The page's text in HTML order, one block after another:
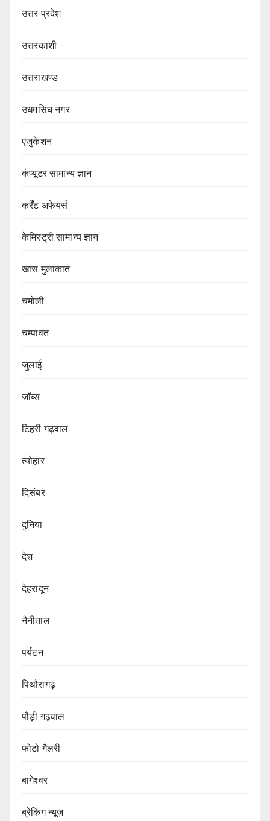
उत्तर प्रदेश
उत्तरकाशी
उत्तराखण्ड
उधमसिंघ नगर
एजुकेशन
कंप्यूटर सामान्य ज्ञान
कर्रेंट अफेयर्स
केमिस्ट्री सामान्य ज्ञान
खास मुलाकात
चमोली
चम्पावत
जुलाई
जॉब्स
टिहरी गढ़वाल
त्योहार
दिसंबर
दुनिया
देश
देहरादून
नैनीताल
पर्यटन
पिथौरागढ़
पौड़ी गढ़वाल
फोटो गैलरी
बागेश्वर
ब्रेकिंग न्यूज़